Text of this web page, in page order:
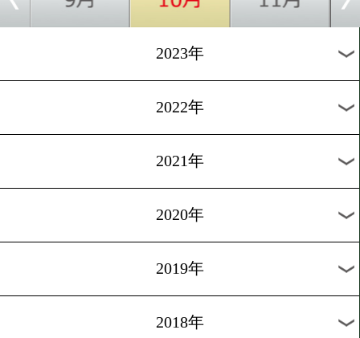
手軽で美味い!減量用ハロ
プリン
2026年
2025年